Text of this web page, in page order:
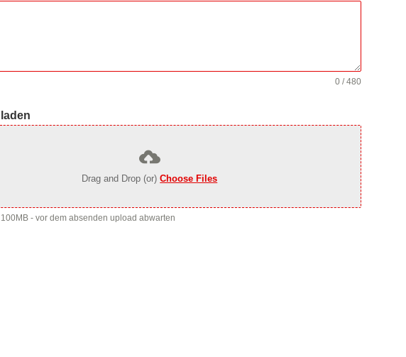
0 / 480
Drag and Drop (or)Choose Files
- vor dem absenden upload abwarten